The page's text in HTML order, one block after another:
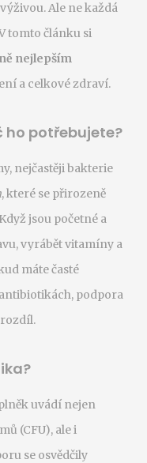
Ale ne každá
tomto článku si
nejlepším
a celkové zdraví.
ho potřebujete?
nejčastěji bakterie
, které se přirozeně
jsou početné a
vyrábět vitamíny a
máte časté
podpora
uvádí nejen
(CFU), ale i
se osvědčily